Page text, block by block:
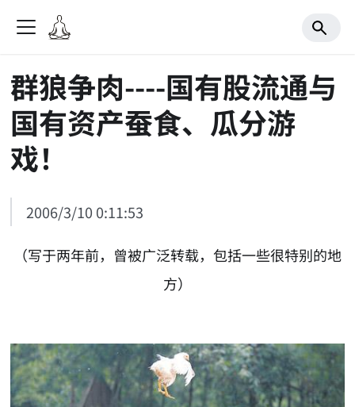
群狼争肉----国有股流通与
国有资产蚕食、瓜分游
戏！
2006/3/10 0:11:53
（写于两年前，曾被广泛转载，包括一些很特别的地
方）